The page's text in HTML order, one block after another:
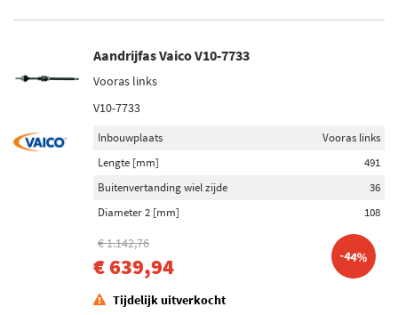
Aandrijfas Vaico V10-7733
Vooras links
V10-7733
Inbouwplaats
Vooras links
Lengte [mm]
491
Buitenvertanding wiel zijde
36
Diameter 2 [mm]
108
€ 1.142,76
€ 639,94 -44%
Tijdelijk uitverkocht